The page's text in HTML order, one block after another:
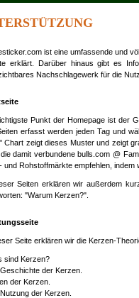
ist eine umfassende und
erklärt. Darüber hinaus gibt es
Nachschlagewerk für die
Punkt der Homepage ist der
erfasst werden jeden Tag und
Chart zeigt dieses Muster und zeigt
damit verbundene bulls.com @
und Rohstoffmärkte empfehlen,
Seiten erklären wir außerdem
"Warum Kerzen?".
Seite erklären wir die Kerzen-
sind Kerzen?
der Kerzen.
der Kerzen.
der Kerzen.